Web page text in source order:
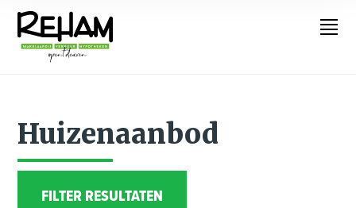
Huizenaanbod
FILTER RESULTATEN